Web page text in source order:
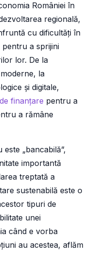
României în
regională,
cu dificultăți în
a sprijini
lor. De la
la
și digitale,
finanțare pentru a
a rămâne
„bancabilă”,
importantă
treptată a
sustenabilă este o
tipuri de
unei
când e vorba
au acestea, aflăm